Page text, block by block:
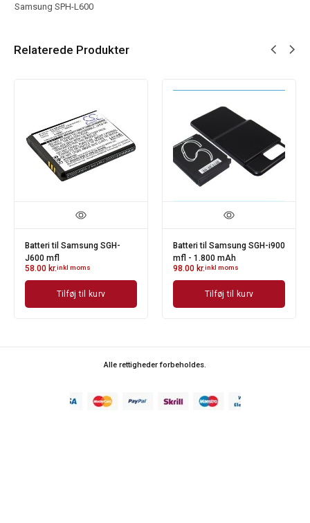
Samsung SPH-L600
Relaterede Produkter
Batteri til Samsung SGH-
J600 mfl
58.00 kr.inkl moms
Tilføj til kurv
Batteri til Samsung SGH-i900
mfl - 1.800 mAh
98.00 kr.inkl moms
Tilføj til kurv
Alle rettigheder forbeholdes.